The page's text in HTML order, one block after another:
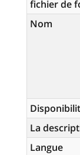
fichier de
Nom
La
Langue